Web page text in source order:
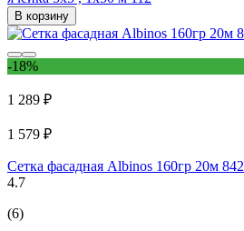
В корзину
-18%
1 289 ₽
1 579 ₽
Сетка фасадная Albinos 160гр 20м 842
4.7
(6)